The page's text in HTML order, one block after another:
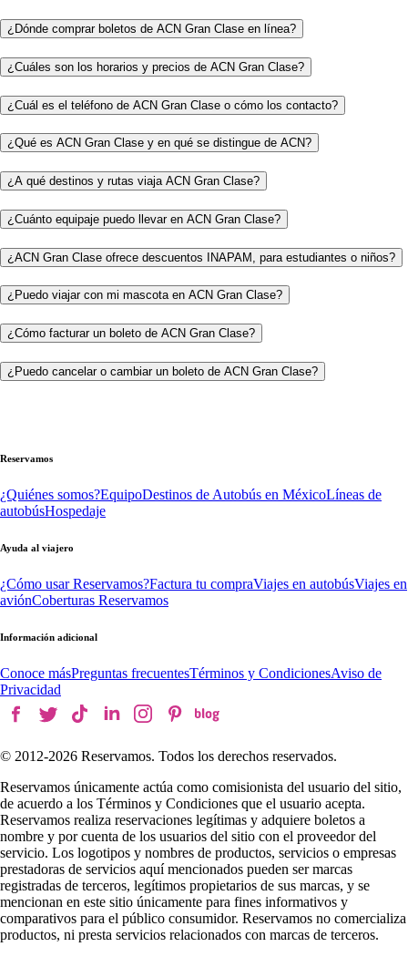
¿Dónde comprar boletos de ACN Gran Clase en línea?
¿Cuáles son los horarios y precios de ACN Gran Clase?
¿Cuál es el teléfono de ACN Gran Clase o cómo los contacto?
¿Qué es ACN Gran Clase y en qué se distingue de ACN?
¿A qué destinos y rutas viaja ACN Gran Clase?
¿Cuánto equipaje puedo llevar en ACN Gran Clase?
¿ACN Gran Clase ofrece descuentos INAPAM, para estudiantes o niños?
¿Puedo viajar con mi mascota en ACN Gran Clase?
¿Cómo facturar un boleto de ACN Gran Clase?
¿Puedo cancelar o cambiar un boleto de ACN Gran Clase?
Reservamos
¿Quiénes somos?EquipoDestinos de Autobús en MéxicoLíneas de
autobúsHospedaje
Ayuda al viajero
¿Cómo usar Reservamos?Factura tu compraViajes en autobúsViajes en
aviónCoberturas Reservamos
Información adicional
Conoce másPreguntas frecuentesTérminos y CondicionesAviso de
Privacidad
© 2012-2026 Reservamos. Todos los derechos reservados.
Reservamos únicamente actúa como comisionista del usuario del sitio,
de acuerdo a los Términos y Condiciones que el usuario acepta.
Reservamos realiza reservaciones legítimas y adquiere boletos a
nombre y por cuenta de los usuarios del sitio con el proveedor del
servicio. Los logotipos y nombres de productos, servicios o empresas
prestadoras de servicios aquí mencionados pueden ser marcas
registradas de terceros, legítimos propietarios de sus marcas, y se
mencionan en este sitio únicamente para fines informativos y
comparativos para el público consumidor. Reservamos no comercializa
productos, ni presta servicios relacionados con marcas de terceros.